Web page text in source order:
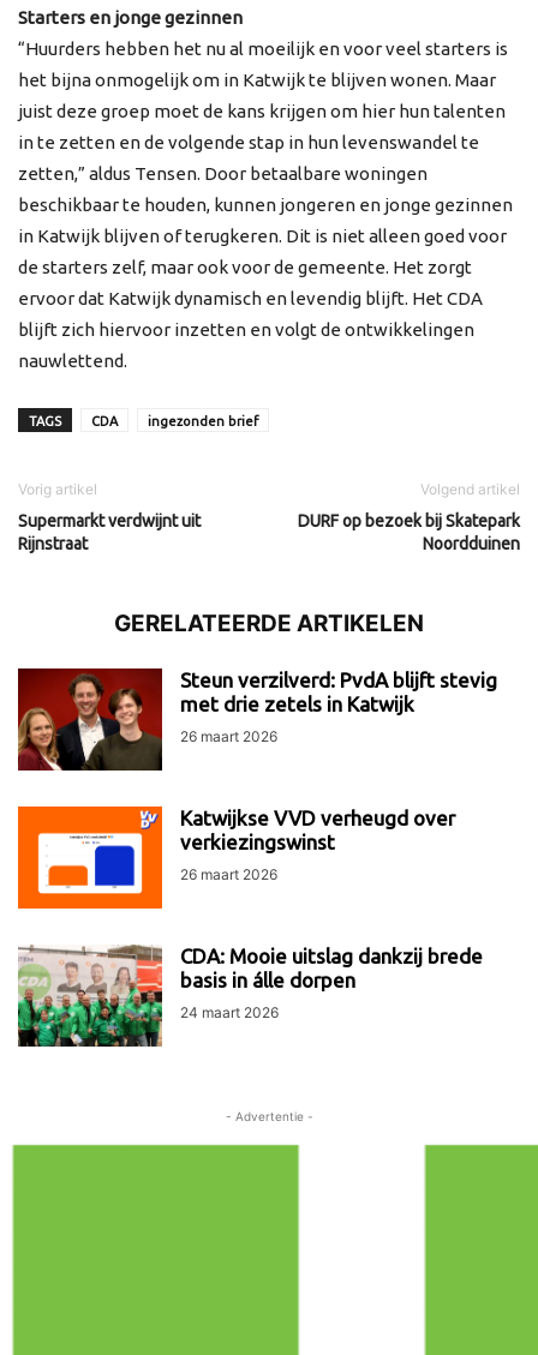
Starters en jonge gezinnen
“Huurders hebben het nu al moeilijk en voor veel starters is
het bijna onmogelijk om in Katwijk te blijven wonen. Maar
juist deze groep moet de kans krijgen om hier hun talenten
in te zetten en de volgende stap in hun levenswandel te
zetten,” aldus Tensen. Door betaalbare woningen
beschikbaar te houden, kunnen jongeren en jonge gezinnen
in Katwijk blijven of terugkeren. Dit is niet alleen goed voor
de starters zelf, maar ook voor de gemeente. Het zorgt
ervoor dat Katwijk dynamisch en levendig blijft. Het CDA
blijft zich hiervoor inzetten en volgt de ontwikkelingen
nauwlettend.
TAGS CDA ingezonden brief
Vorig artikel
Supermarkt verdwijnt uit
Rijnstraat
Volgend artikel
DURF op bezoek bij Skatepark
Noordduinen
GERELATEERDE ARTIKELEN
Steun verzilverd: PvdA blijft stevig
met drie zetels in Katwijk
26 maart 2026
Katwijkse VVD verheugd over
verkiezingswinst
26 maart 2026
CDA: Mooie uitslag dankzij brede
basis in álle dorpen
24 maart 2026
- Advertentie -